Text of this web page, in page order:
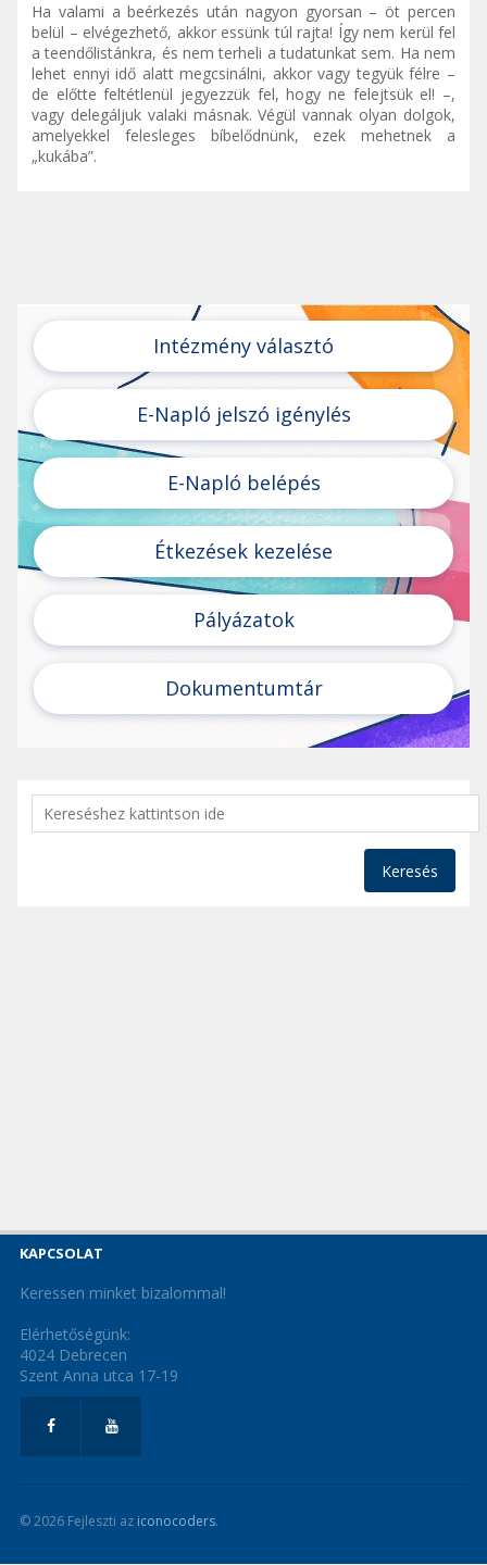
Ha valami a beérkezés után nagyon gyorsan – öt percen
belül – elvégezhető, akkor essünk túl rajta! Így nem kerül fel
a teendőlistánkra, és nem terheli a tudatunkat sem. Ha nem
lehet ennyi idő alatt megcsinálni, akkor vagy tegyük félre –
de előtte feltétlenül jegyezzük fel, hogy ne felejtsük el! –,
vagy delegáljuk valaki másnak. Végül vannak olyan dolgok,
amelyekkel felesleges bíbelődnünk, ezek mehetnek a
„kukába”.
Intézmény választó
E-Napló jelszó igénylés
E-Napló belépés
Étkezések kezelése
Pályázatok
Dokumentumtár
Keresés
KAPCSOLAT
Keressen minket bizalommal!
Elérhetőségünk:
4024 Debrecen
Szent Anna utca 17-19
© 2026 Fejleszti az iconocoders.